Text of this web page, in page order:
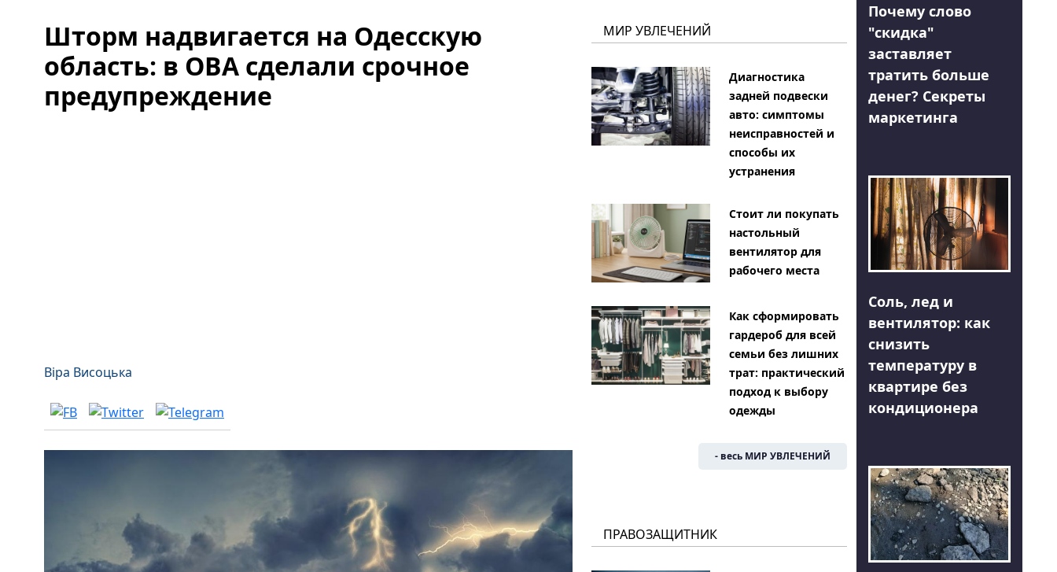
Шторм надвигается на Одесскую
область: в ОВА сделали срочное
предупреждение
Віра Висоцька
МИР УВЛЕЧЕНИЙ
Диагностика
задней подвески
авто: симптомы
неисправностей и
способы их
устранения
Стоит ли покупать
настольный
вентилятор для
рабочего места
Как сформировать
гардероб для всей
семьи без лишних
трат: практический
подход к выбору
одежды
- весь МИР УВЛЕЧЕНИЙ
ПРАВОЗАЩИТНИК
Почему слово
"скидка"
заставляет
тратить больше
денег? Секреты
маркетинга
Соль, лед и
вентилятор: как
снизить
температуру в
квартире без
кондиционера